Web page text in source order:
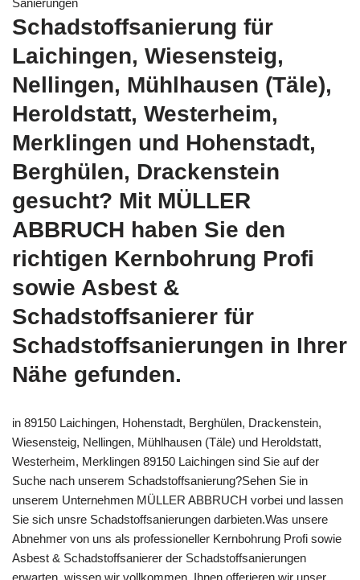
Sanierungen
Schadstoffsanierung für
Laichingen, Wiesensteig,
Nellingen, Mühlhausen (Täle),
Heroldstatt, Westerheim,
Merklingen und Hohenstadt,
Berghülen, Drackenstein
gesucht? Mit MÜLLER
ABBRUCH haben Sie den
richtigen Kernbohrung Profi
sowie Asbest &
Schadstoffsanierer für
Schadstoffsanierungen in Ihrer
Nähe gefunden.
in 89150 Laichingen, Hohenstadt, Berghülen, Drackenstein,
Wiesensteig, Nellingen, Mühlhausen (Täle) und Heroldstatt,
Westerheim, Merklingen 89150 Laichingen sind Sie auf der
Suche nach unserem Schadstoffsanierung?Sehen Sie in
unserem Unternehmen MÜLLER ABBRUCH vorbei und lassen
Sie sich unsre Schadstoffsanierungen darbieten.Was unsere
Abnehmer von uns als professioneller Kernbohrung Profi sowie
Asbest & Schadstoffsanierer der Schadstoffsanierungen